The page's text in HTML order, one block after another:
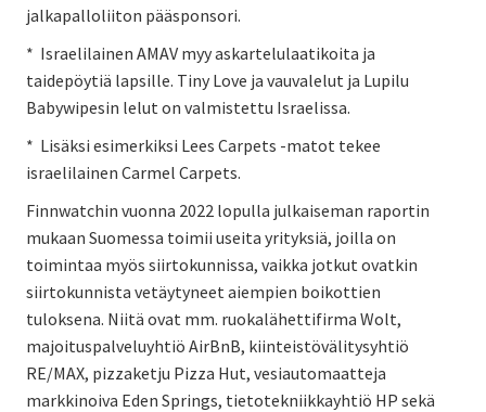
jalkapalloliiton pääsponsori.
* Israelilainen AMAV myy askartelulaatikoita ja
taidepöytiä lapsille. Tiny Love ja vauvalelut ja Lupilu
Babywipesin lelut on valmistettu Israelissa.
* Lisäksi esimerkiksi Lees Carpets -matot tekee
israelilainen Carmel Carpets.
Finnwatchin vuonna 2022 lopulla julkaiseman raportin
mukaan Suomessa toimii useita yrityksiä, joilla on
toimintaa myös siirtokunnissa, vaikka jotkut ovatkin
siirtokunnista vetäytyneet aiempien boikottien
tuloksena. Niitä ovat mm. ruokalähettifirma Wolt,
majoituspalveluyhtiö AirBnB, kiinteistövälitysyhtiö
RE/MAX, pizzaketju Pizza Hut, vesiautomaatteja
markkinoiva Eden Springs, tietotekniikkayhtiö HP sekä